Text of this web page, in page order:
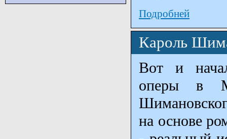
Подробней
Кароль
Вот и
оперы в
на основе